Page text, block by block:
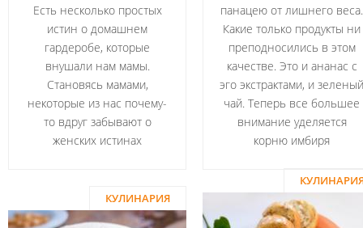
панацею от лишнего веса.
Какие только продукты ни
преподносились в этом
качестве. Это и ананас с
эго экстрактами, и зеленый
чай. Теперь все большее
внимание уделяется
корню имбиря
Есть несколько простых
истин о домашнем
гардеробе, которые
внушали нам мамы.
Становясь мамами,
некоторые из нас почему-
то вдруг забывают о
женских истинах
КУЛИНАРИЯ